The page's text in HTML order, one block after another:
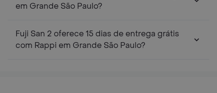
em Grande São Paulo?
Fuji San 2 oferece 15 dias de entrega grátis
com Rappi em Grande São Paulo?